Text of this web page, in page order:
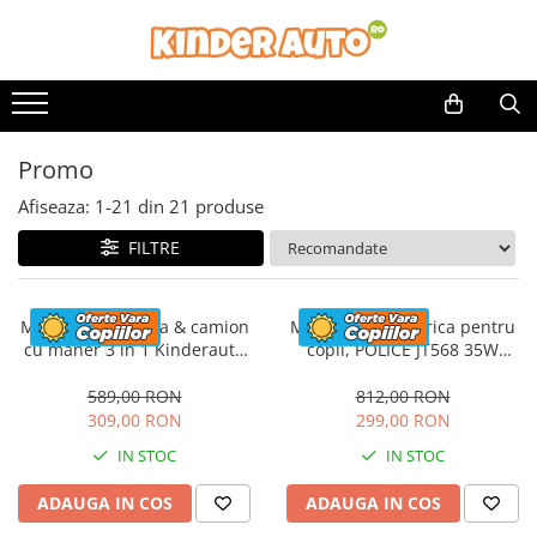
Promo
Afiseaza: 1-21 din 21 produse
FILTRE
Masinuta electrica & camion
cu maner 3 in 1 Kinderauto
tapitat, music player
589,00 RON
309,00 RON
IN STOC
ADAUGA IN COS
Motocicleta electrica pentru
copii, POLICE JT568 35W
812,00 RON
299,00 RON
IN STOC
ADAUGA IN COS